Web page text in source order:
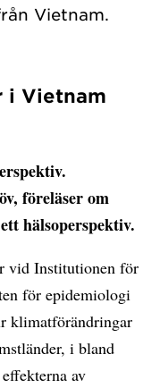
i Vietnam
föreläser om
hälsoperspektiv.
vid Institutionen för
för epidemiologi
klimatförändringar
i bland
av